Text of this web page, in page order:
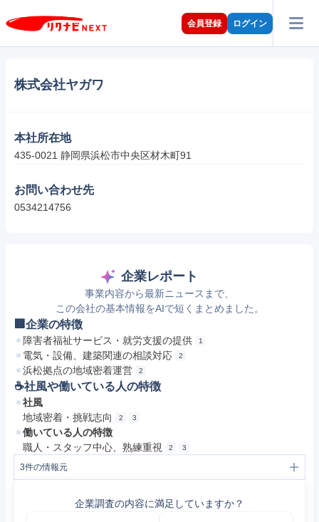
会員登録 ログイン
株式会社ヤガワ
本社所在地
435-0021 静岡県浜松市中央区材木町91
お問い合わせ先
0534214756
企業レポート
事業内容から最新ニュースまで、
この会社の基本情報をAIで短くまとめました。
🏢企業の特徴
障害者福祉サービス・就労支援の提供 1
電気・設備、建築関連の相談対応 2
浜松拠点の地域密着運営 2
☕️社風や働いている人の特徴
社風
地域密着・挑戦志向
2 3
働いている人の特徴
職人・スタッフ中心、熟練重視
2 3
3件の情報元
株式会社ヤガワ | 木学の家 | 環境建築人が建てる長寿命・高断熱注文住宅
企業調査の内容に満足していますか？